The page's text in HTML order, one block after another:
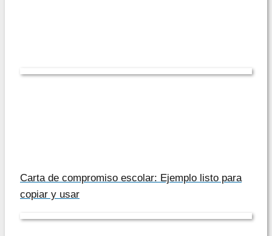
Carta de compromiso escolar: Ejemplo listo para
copiar y usar